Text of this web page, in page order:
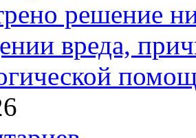
решение
вреда,